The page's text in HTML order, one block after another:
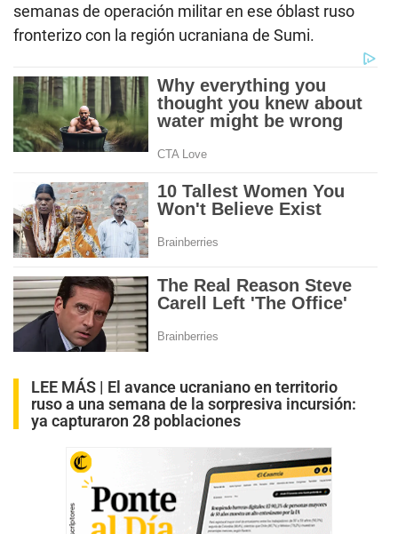
semanas de operación militar en ese óblast ruso
fronterizo con la región ucraniana de Sumi.
LEE MÁS | El avance ucraniano en territorio
ruso a una semana de la sorpresiva incursión:
ya capturaron 28 poblaciones